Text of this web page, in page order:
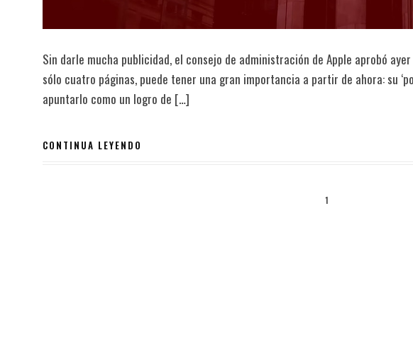
Sin darle mucha publicidad, el consejo de administración de Apple aprobó
sólo cuatro páginas, puede tener una gran importancia a partir de ahora: su
apuntarlo como un logro de […]
CONTINUA LEYENDO
1